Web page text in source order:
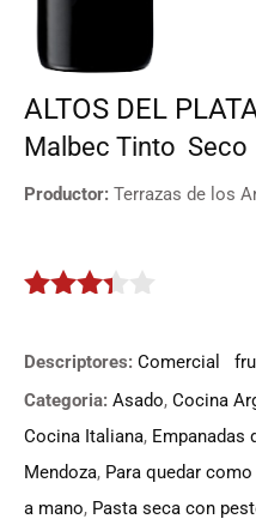
ALTOS DEL
Malbec Tinto Seco
Productor: Terrazas de los
Descriptores: Comercial
Categoria: Asado, Cocina
Cocina Italiana, Empanadas
Mendoza, Para quedar
a mano, Pasta seca con